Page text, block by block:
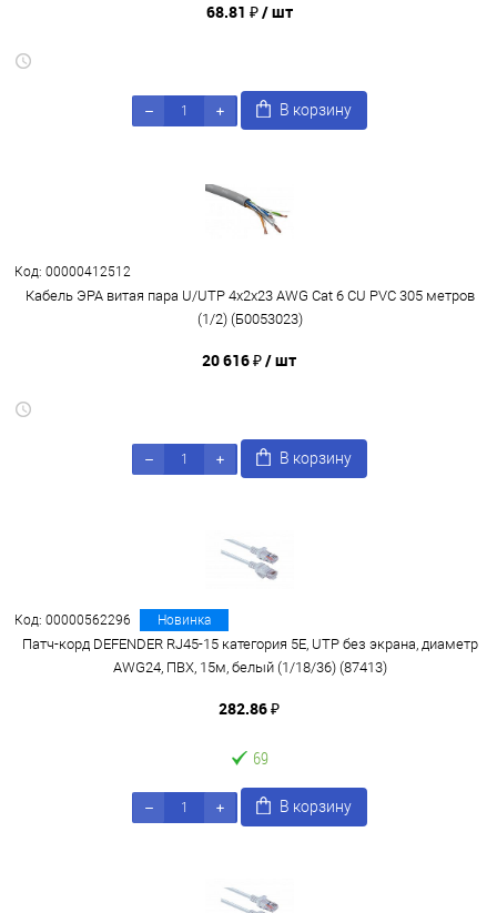
68.81 ₽/ шт
В корзину
Код: 00000412512
Кабель ЭРА витая пара U/UTP 4x2x23 AWG Cat 6 CU PVC 305 метров
(1/2) (Б0053023)
20 616 ₽/ шт
В корзину
Код: 00000562296 Новинка
Патч-корд DEFENDER RJ45-15 категория 5E, UTP без экрана, диаметр
AWG24, ПВХ, 15м, белый (1/18/36) (87413)
282.86 ₽
69
В корзину